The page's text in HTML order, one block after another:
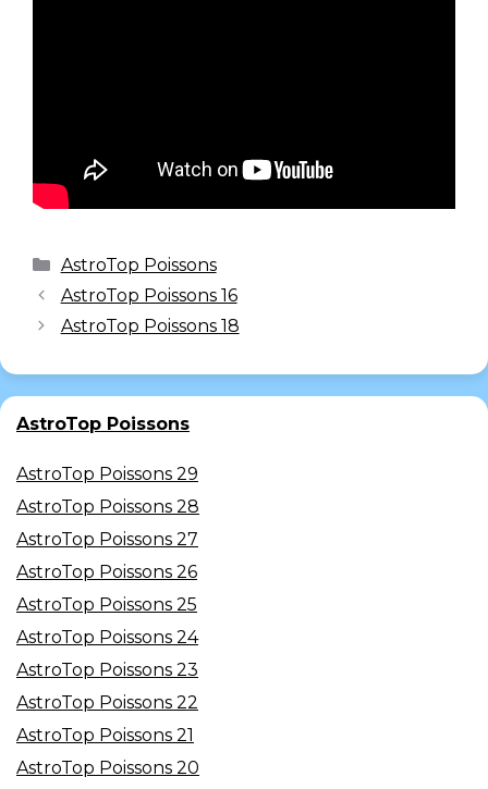
AstroTop Poissons
AstroTop Poissons 16
AstroTop Poissons 18
AstroTop Poissons
AstroTop Poissons 29
AstroTop Poissons 28
AstroTop Poissons 27
AstroTop Poissons 26
AstroTop Poissons 25
AstroTop Poissons 24
AstroTop Poissons 23
AstroTop Poissons 22
AstroTop Poissons 21
AstroTop Poissons 20